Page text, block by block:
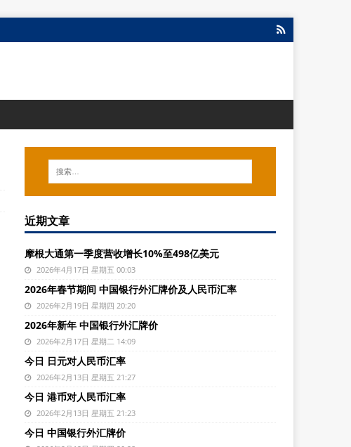
近期文章
摩根大通第一季度营收增长10%至498亿美元
2026年4月17日 星期五 00:03
2026年春节期间 中国银行外汇牌价及人民币汇率
2026年2月19日 星期四 20:20
2026年新年 中国银行外汇牌价
2026年2月17日 星期二 14:09
今日 日元对人民币汇率
2026年2月13日 星期五 21:27
今日 港币对人民币汇率
2026年2月13日 星期五 21:23
今日 中国银行外汇牌价